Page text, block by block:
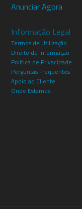
Anunciar Agora
Informação Legal
Termos de Utilização
Direito de Informação
Política de Privacidade
Perguntas Frequentes
Apoio ao Cliente
Onde Estamos